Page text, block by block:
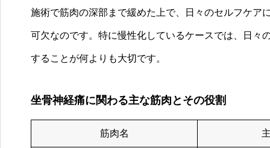
施術で筋肉の深部まで緩めた上で、日々のセルフケア
可欠なのです。特に慢性化しているケースでは、日々
することが何よりも大切です。
坐骨神経痛に関わる主な筋肉とその役割
筋肉名